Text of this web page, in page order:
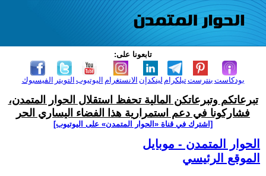
تابعونا على:
الفيسبوك التويتر اليوتيوب الانستغرام لينكدإن تيلكرامبنترست بودكاست
تبرعاتكم وتبرعاتكن المالية تحفظ استقلال الحوار المتمدن،
فشاركونا في دعم استمرارية هذا الفضاء اليساري الحر
[اشترك في قناة ‫«الحوار المتمدن» على اليوتيوب]
الحوار المتمدن - موبايل
الموقع الرئيسي